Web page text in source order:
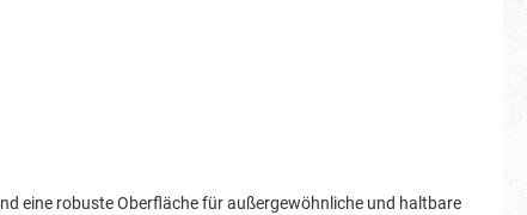
eine robuste Oberfläche für außergewöhnliche und haltbare